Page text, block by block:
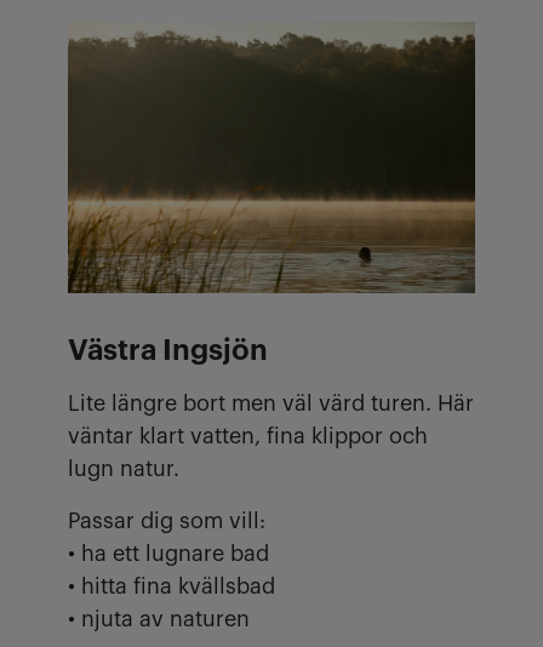
Västra Ingsjön
Lite längre bort men väl värd turen. Här
väntar klart vatten, fina klippor och
lugn natur.
Passar dig som vill:
• ha ett lugnare bad
• hitta fina kvällsbad
• njuta av naturen